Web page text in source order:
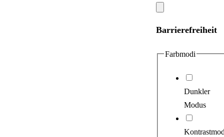
schließen
Barrierefreiheit
Farbmodi
Dunkler
Modus